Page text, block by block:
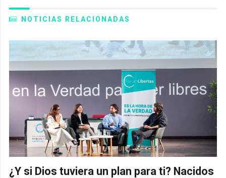
NOTICIAS RELACIONADAS
¿Y si Dios tuviera un plan para ti? Nacidos